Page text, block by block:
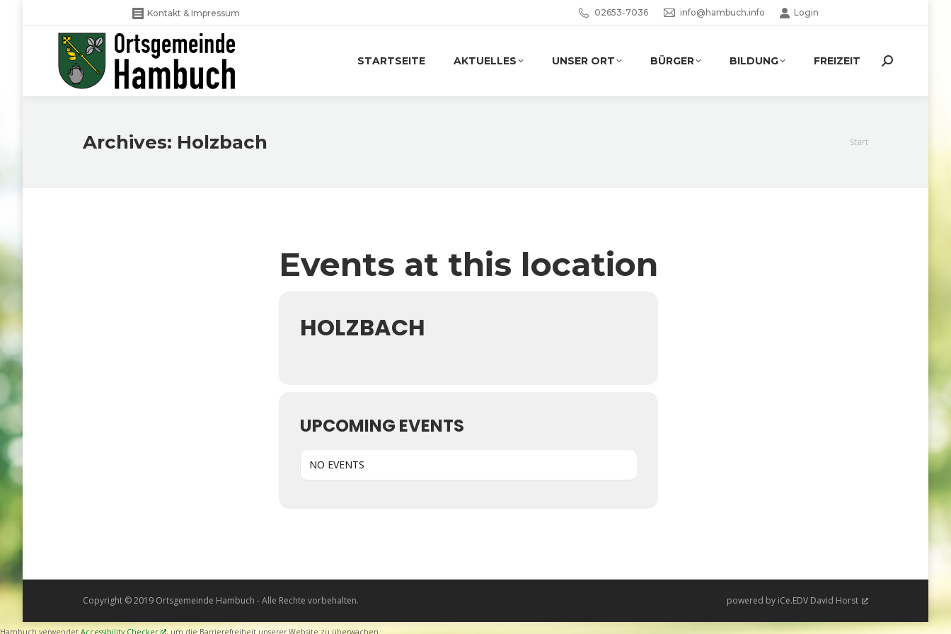
Kontakt & Impressum 02653-7036 info@hambuch.info Login
STARTSEITE AKTUELLES UNSER ORT BÜRGER BILDUNG FREIZEIT Search:
Archives: Holzbach
Sie befinden
Start
Events at this location
HOLZBACH
UPCOMING EVENTS
NO EVENTS
Copyright © 2019 Ortsgemeinde Hambuch - Alle Rechte vorbehalten. powered by iCe.EDV David Horst
Hambuch verwendet Accessibility Checker , um die Barrierefreiheit unserer Website zu überwachen.